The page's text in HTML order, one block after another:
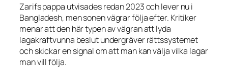
Zarifs pappa utvisades redan 2023 och lever nu i
Bangladesh, men sonen vägrar följa efter. Kritiker
menar att den här typen av vägran att lyda
lagakraftvunna beslut undergräver rättssystemet
och skickar en signal om att man kan välja vilka lagar
man vill följa.